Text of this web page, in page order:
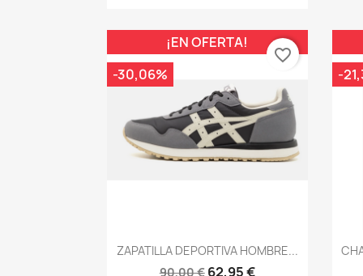
Vista rápida
ZAPATILLA DEPORTIVA HOMBRE...
90,00 € 62,95 €
¡EN OFERTA!
-30,06%
favorite_border
-